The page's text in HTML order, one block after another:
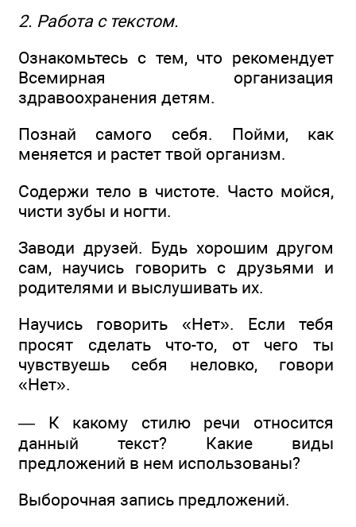
2. Работа с текстом.
Ознакомьтесь с тем, что рекомендует
Всемирная организация
здравоохранения детям.
Познай самого себя. Пойми, как
меняется и растет твой организм.
Содержи тело в чистоте. Часто мойся,
чисти зубы и ногти.
Заводи друзей. Будь хорошим другом
сам, научись говорить с друзьями и
родителями и выслушивать их.
Научись говорить «Нет». Если тебя
просят сделать что-то, от чего ты
чувствуешь себя неловко, говори
«Нет».
— К какому стилю речи относится
данный текст? Какие виды
предложений в нем использованы?
Выборочная запись предложений.